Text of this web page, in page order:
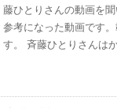
藤ひとりさんの動画を
参考になった動画です
す。 斉藤ひとりさんは